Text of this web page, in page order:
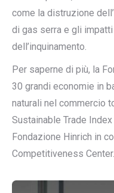
come la distruzione
di gas serra e gli
dell’inquinamento.
Per saperne di più, la
30 grandi economie in
naturali nel commercio
Sustainable Trade
Fondazione Hinrich in
Competitiveness Center.